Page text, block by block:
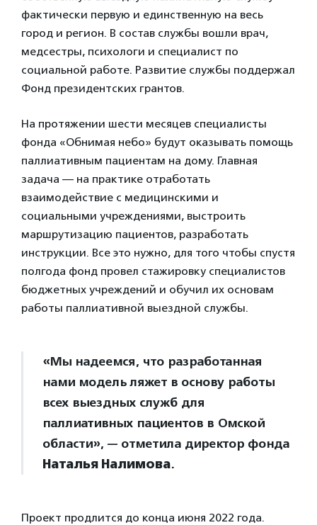
фактически первую и единственную на весь
город и регион. В состав службы вошли врач,
медсестры, психологи и специалист по
социальной работе. Развитие службы поддержал
Фонд президентских грантов.
На протяжении шести месяцев специалисты
фонда «Обнимая небо» будут оказывать помощь
паллиативным пациентам на дому. Главная
задача — на практике отработать
взаимодействие с медицинскими и
социальными учреждениями, выстроить
маршрутизацию пациентов, разработать
инструкции. Все это нужно, для того чтобы спустя
полгода фонд провел стажировку специалистов
бюджетных учреждений и обучил их основам
работы паллиативной выездной службы.
«Мы надеемся, что разработанная
нами модель ляжет в основу работы
всех выездных служб для
паллиативных пациентов в Омской
области», — отметила директор фонда
Наталья Налимова.
Проект продлится до конца июня 2022 года.